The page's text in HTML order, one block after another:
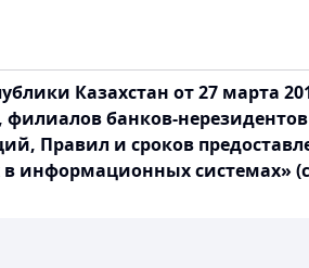
Казахстан от 27 марта
банков-
Правил и сроков
в информационных